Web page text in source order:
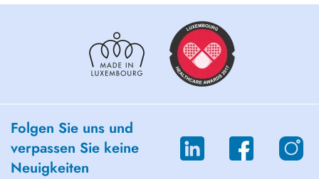
Folgen Sie uns und
verpassen Sie keine
Neuigkeiten